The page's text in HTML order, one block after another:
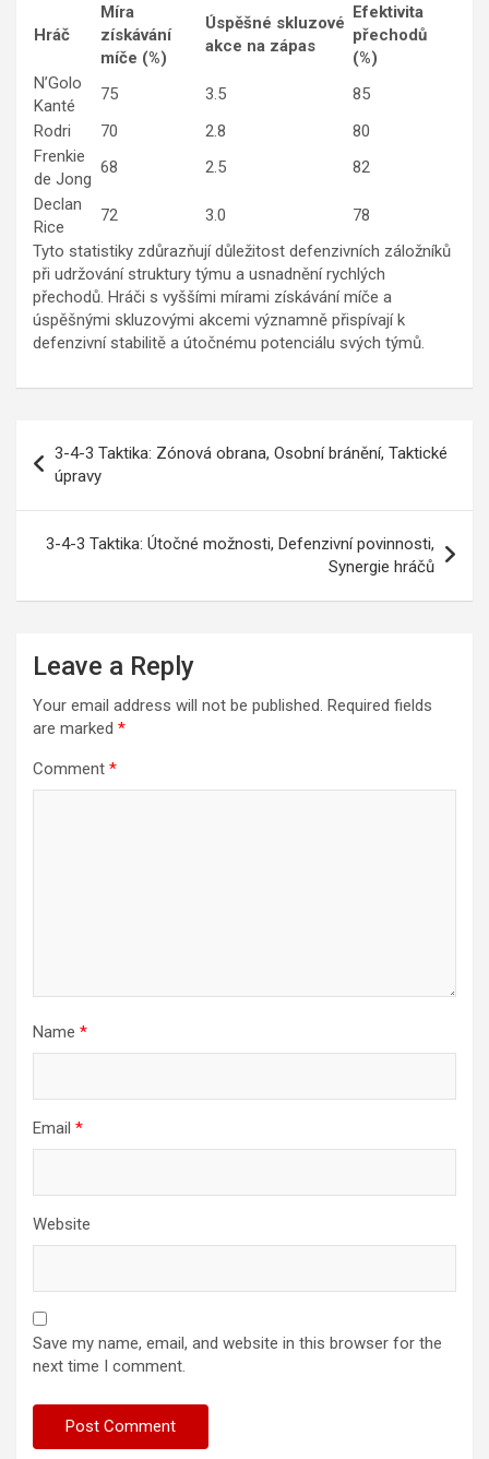
Hráč
Míra
získávání
míče (%)
Úspěšné skluzové
akce na zápas
Efektivita
přechodů
(%)
N’Golo
Kanté
75 3.5
85
Rodri
70 2.8
80
Frenkie
de Jong
68 2.5
82
Declan
Rice
72 3.0
78
Tyto statistiky zdůrazňují důležitost defenzivních záložníků
při udržování struktury týmu a usnadnění rychlých
přechodů. Hráči s vyššími mírami získávání míče a
úspěšnými skluzovými akcemi významně přispívají k
defenzivní stabilitě a útočnému potenciálu svých týmů.
navigation
3-4-3 Taktika: Zónová obrana, Osobní bránění, Taktické
úpravy
3-4-3 Taktika: Útočné možnosti, Defenzivní povinnosti,
Synergie hráčů
Leave a Reply
Your email address will not be published. Required fields
are marked *
Comment *
Name *
Email *
Website
Save my name, email, and website in this browser for the
next time I comment.